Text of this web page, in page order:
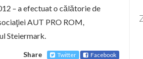
– a efectuat o călătorie de
AUT PRO ROM,
Steiermark.
Share Twitter Facebook